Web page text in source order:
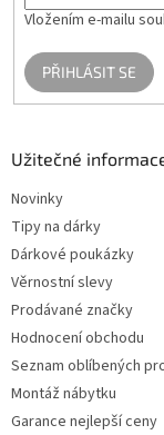
Vložením e-mailu
PŘIHLÁSIT SE
Užitečné
Novinky
Tipy na dárky
Dárkové poukázky
Věrnostní slevy
Prodávané značky
Hodnocení obchodu
Seznam oblíbených
Montáž nábytku
Garance nejlepší ceny